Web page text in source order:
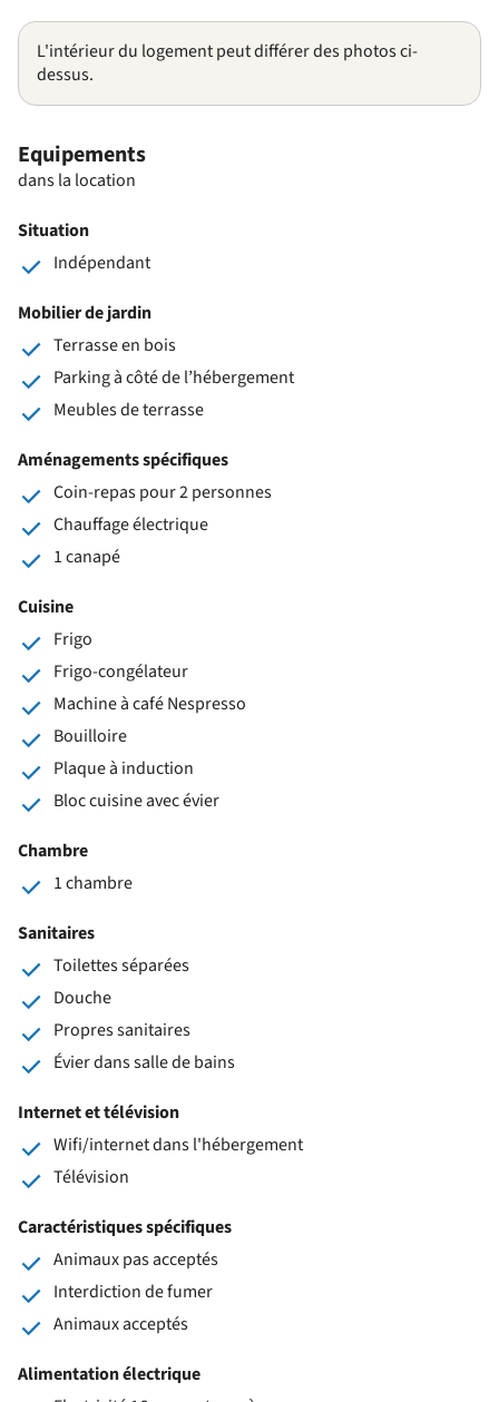
L'intérieur du logement peut différer des photos ci-
dessus.
Equipements
dans la location
Situation
Indépendant
Mobilier de jardin
Terrasse en bois
Parking à côté de l’hébergement
Meubles de terrasse
Aménagements spécifiques
Coin-repas pour 2 personnes
Chauffage électrique
1 canapé
Cuisine
Frigo
Frigo-congélateur
Machine à café Nespresso
Bouilloire
Plaque à induction
Bloc cuisine avec évier
Chambre
1 chambre
Sanitaires
Toilettes séparées
Douche
Propres sanitaires
Évier dans salle de bains
Internet et télévision
Wifi/internet dans l'hébergement
Télévision
Caractéristiques spécifiques
Animaux pas acceptés
Interdiction de fumer
Animaux acceptés
Alimentation électrique